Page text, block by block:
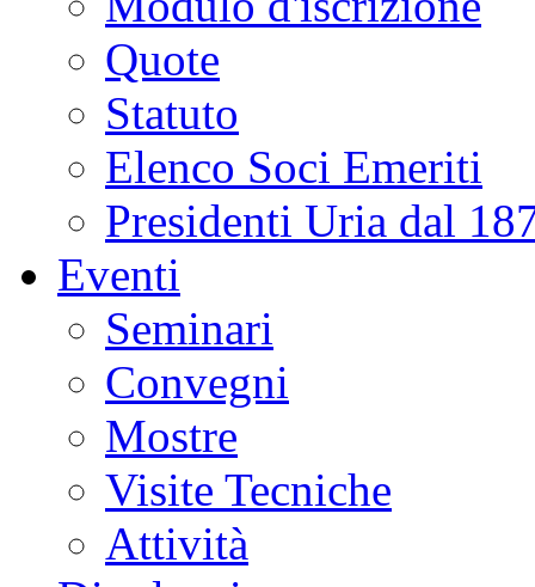
Quote
Statuto
Elenco Soci Emeriti
Presidenti Uria dal
Eventi
Seminari
Convegni
Mostre
Visite Tecniche
Attività